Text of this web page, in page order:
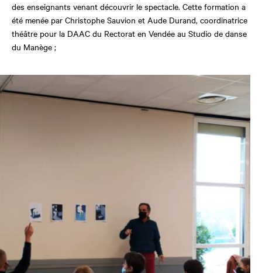
des enseignants venant découvrir le spectacle. Cette formation a
été menée par Christophe Sauvion et Aude Durand, coordinatrice
théâtre pour la DAAC du Rectorat en Vendée au Studio de danse
du Manège ;